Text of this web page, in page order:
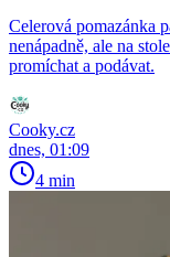
Celerová pomazánka
nenápadně, ale na
promíchat a podávat.
Cooky.cz
dnes, 01:09
4 min